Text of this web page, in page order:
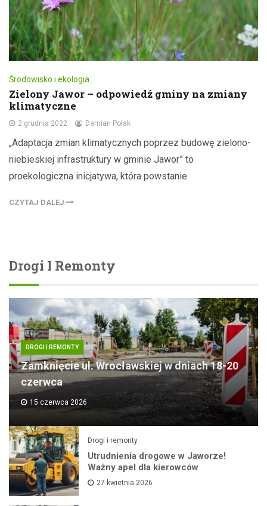
Środowisko i ekologia
Zielony Jawor – odpowiedź gminy na zmiany
klimatyczne
2 grudnia 2022 Damian Polak
„Adaptacja zmian klimatycznych poprzez budowę zielono-
niebieskiej infrastruktury w gminie Jawor” to
proekologiczna inicjatywa, która powstanie
CZYTAJ DALEJ
Drogi I Remonty
DROGI I REMONTY
Zamknięcie ul. Wrocławskiej w dniach 18-20
czerwca
15 czerwca 2026
Drogi i remonty
Utrudnienia drogowe w Jaworze!
Ważny apel dla kierowców
27 kwietnia 2026